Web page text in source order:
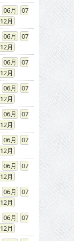
06
07
12
06
07
12
06
07
12
06
07
12
06
07
12
06
07
12
06
07
12
06
07
12
06
07
12